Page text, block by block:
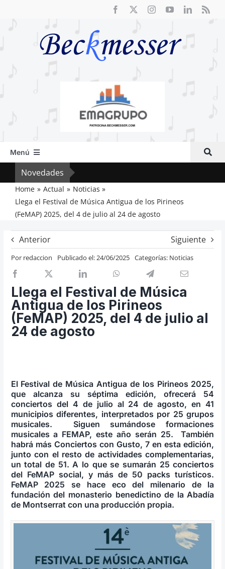
Menú
Inicio
Actual
Artículos
Crítica
Previos de ópera
Entrevistas
Recomendación
Cosas de Beckmesser
Nosotros y privacidad
Buscar:
Novedades
Home Actual
Noticias
Llega el Festival de Música Antigua de los Pirineos
(FeMAP) 2025, del 4 de julio al 24 de agosto
Anterior Siguiente
Por redaccion Publicado el: 24/06/2025 Categorías: Noticias
Llega el Festival de Música
Antigua de los Pirineos
(FeMAP) 2025, del 4 de julio al
24 de agosto
El Festival de Música Antigua de los Pirineos 2025,
que alcanza su séptima edición, ofrecerá 54
conciertos del 4 de julio al 24 de agosto, en 41
municipios diferentes, interpretados por 25 grupos
musicales. Siguen sumándose formaciones
musicales a FEMAP, este año serán 25. También
habrá más Conciertos con Gusto, 7 en esta edición,
junto con el resto de actividades complementarias,
un total de 51. A lo que se sumarán 25 conciertos
del FeMAP social, y más de 50 packs turísticos.
FeMAP 2025 se hace eco del milenario de la
fundación del monasterio benedictino de la Abadía
de Montserrat con una producción propia.